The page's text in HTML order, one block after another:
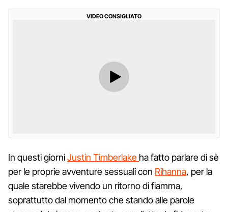
VIDEO CONSIGLIATO
In questi giorniJustin Timberlake ha fatto parlare di sè
per le proprie avventure sessuali con Rihanna, per la
quale starebbe vivendo un ritorno di fiamma,
soprattutto dal momento che stando alle parole